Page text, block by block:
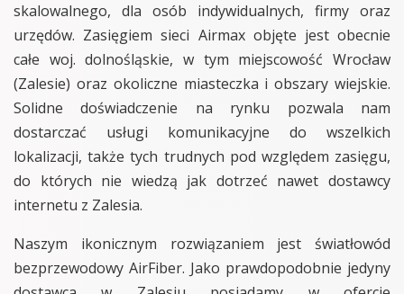
skalowalnego, dla osób indywidualnych, firmy oraz
urzędów. Zasięgiem sieci Airmax objęte jest obecnie
całe woj. dolnośląskie, w tym miejscowość Wrocław
(Zalesie) oraz okoliczne miasteczka i obszary wiejskie.
Solidne doświadczenie na rynku pozwala nam
dostarczać usługi komunikacyjne do wszelkich
lokalizacji, także tych trudnych pod względem zasięgu,
do których nie wiedzą jak dotrzeć nawet dostawcy
internetu z Zalesia.
Naszym ikonicznym rozwiązaniem jest światłowód
bezprzewodowy AirFiber. Jako prawdopodobnie jedyny